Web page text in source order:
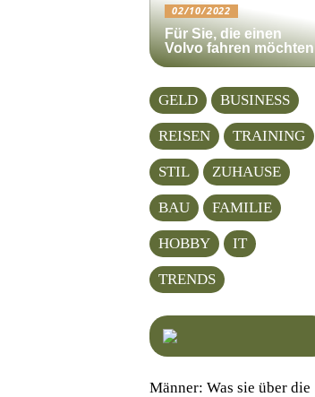
02/10/2022
Für Sie, die einen
Volvo fahren möchten
GELD BUSINESS
REISEN TRAINING
STIL ZUHAUSE
BAU FAMILIE
HOBBY IT
TRENDS
Männer: Was sie über die